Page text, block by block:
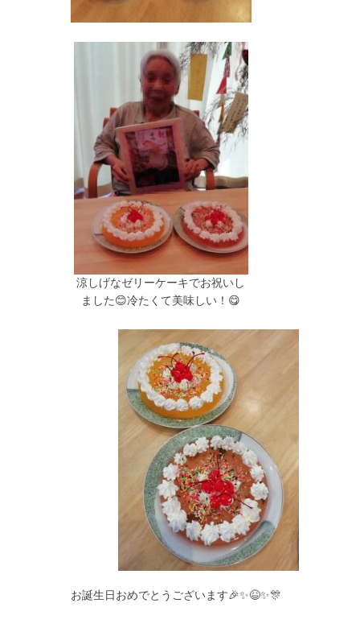
涼しげなゼリーケーキでお祝いし
ました😊冷たくて美味しい！😋
お誕生日おめでとうございます🎉✨😆✨🎊